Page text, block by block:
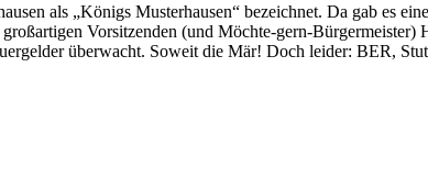
als „Königs Musterhausen“ bezeichnet. Da gab es
Vorsitzenden (und Möchte-gern-Bürgermeister)
überwacht. Soweit die Mär! Doch leider: BER,